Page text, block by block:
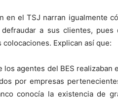
en el TSJ narran igualmente
a sus clientes,
Explican así que:
los agentes del BES realizaban
por empresas
conocía la existencia de